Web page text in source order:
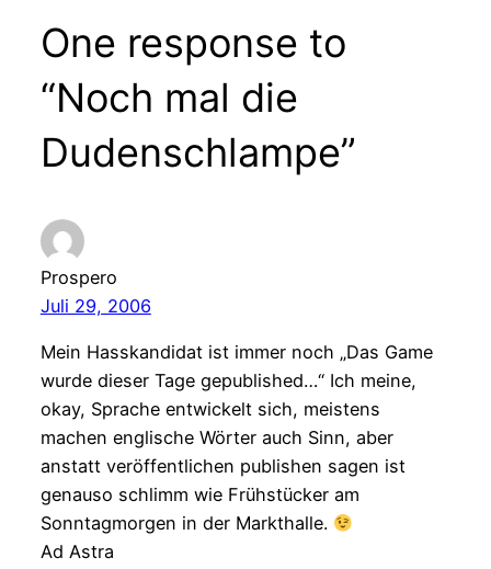
One response to
“Noch mal die
Dudenschlampe”
Prospero
Juli 29, 2006
Mein Hasskandidat ist immer noch „Das Game
wurde dieser Tage gepublished…“ Ich meine,
okay, Sprache entwickelt sich, meistens
machen englische Wörter auch Sinn, aber
anstatt veröffentlichen publishen sagen ist
genauso schlimm wie Frühstücker am
Sonntagmorgen in der Markthalle.
Ad Astra